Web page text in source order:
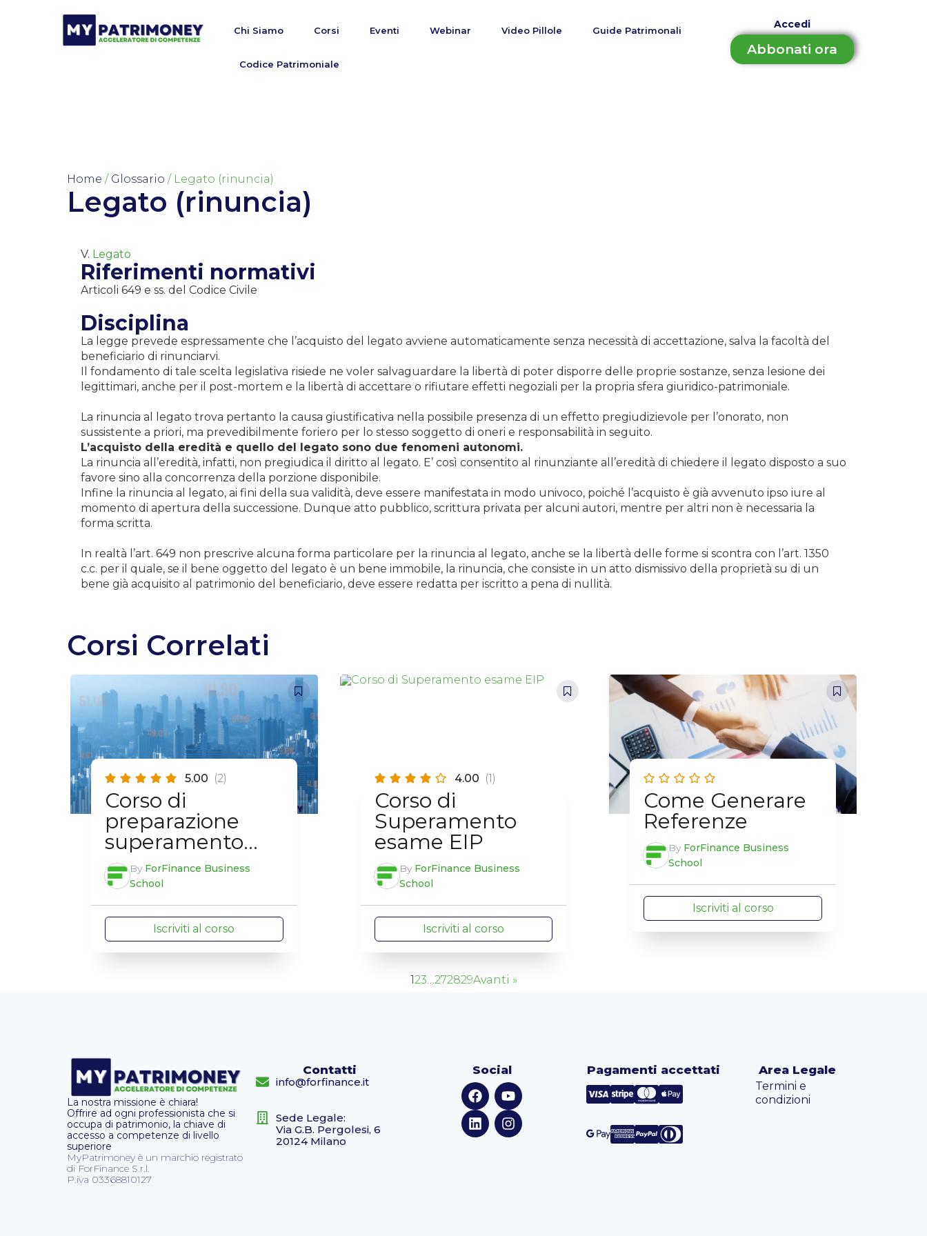
Chi Siamo Corsi Eventi Webinar Video Pillole Guide Patrimonali
Codice Patrimoniale
Accedi
Abbonati ora
Home / Glossario / Legato (rinuncia)
Legato (rinuncia)
V. Legato
Riferimenti normativi
Articoli 649 e ss. del Codice Civile
Disciplina
La legge prevede espressamente che l’acquisto del legato avviene automaticamente senza necessità di accettazione, salva la facoltà del
beneficiario di rinunciarvi.
Il fondamento di tale scelta legislativa risiede ne voler salvaguardare la libertà di poter disporre delle proprie sostanze, senza lesione dei
legittimari, anche per il post-mortem e la libertà di accettare o rifiutare effetti negoziali per la propria sfera giuridico-patrimoniale.
La rinuncia al legato trova pertanto la causa giustificativa nella possibile presenza di un effetto pregiudizievole per l’onorato, non
sussistente a priori, ma prevedibilmente foriero per lo stesso soggetto di oneri e responsabilità in seguito.
L’acquisto della eredità e quello del legato sono due fenomeni autonomi.
La rinuncia all’eredità, infatti, non pregiudica il diritto al legato. E’ così consentito al rinunziante all’eredità di chiedere il legato disposto a suo
favore sino alla concorrenza della porzione disponibile.
Infine la rinuncia al legato, ai fini della sua validità, deve essere manifestata in modo univoco, poiché l’acquisto è già avvenuto ipso iure al
momento di apertura della successione. Dunque atto pubblico, scrittura privata per alcuni autori, mentre per altri non è necessaria la
forma scritta.
In realtà l’art. 649 non prescrive alcuna forma particolare per la rinuncia al legato, anche se la libertà delle forme si scontra con l’art. 1350
c.c. per il quale, se il bene oggetto del legato è un bene immobile, la rinuncia, che consiste in un atto dismissivo della proprietà su di un
bene già acquisito al patrimonio del beneficiario, deve essere redatta per iscritto a pena di nullità.
Corsi Correlati
5.00 (2)
Corso di
preparazione
superamento
esame EFA
By ForFinance Business
School
Iscriviti al corso
4.00 (1)
Corso di
Superamento
esame EIP
By ForFinance Business
School
Iscriviti al corso
Come Generare
Referenze
By ForFinance Business
School
Iscriviti al corso
123…272829Avanti »
La nostra missione è chiara!
Offrire ad ogni professionista che si
occupa di patrimonio, la chiave di
accesso a competenze di livello
superiore
MyPatrimoney è un marchio registrato
di ForFinance S.r.l.
P.iva 03368810127
Contatti
info@forfinance.it
Sede Legale:
Via G.B. Pergolesi, 6
20124 Milano
Social Pagamenti accettati Area Legale
Termini e
condizioni